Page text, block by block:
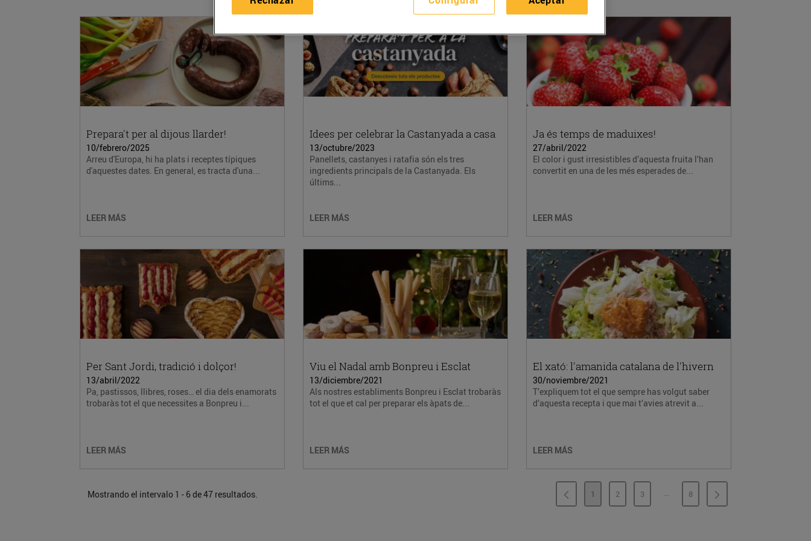
Prepara't per al dijous llarder!
10/febrero/2025
Arreu d'Europa, hi ha plats i receptes típiques
d'aquestes dates. En general, es tracta d'una...
LEER MÁS
Idees per celebrar la Castanyada a casa
13/octubre/2023
Panellets, castanyes i ratafia són els tres
ingredients principals de la Castanyada. Els
últims...
LEER MÁS
Ja és temps de maduixes!
27/abril/2022
El color i gust irresistibles d’aquesta fruita l’han
convertit en una de les més esperades de...
LEER MÁS
Per Sant Jordi, tradició i dolçor!
13/abril/2022
Pa, pastissos, llibres, roses… el dia dels enamorats
trobaràs tot el que necessites a Bonpreu i...
LEER MÁS
Viu el Nadal amb Bonpreu i Esclat
13/diciembre/2021
Als nostres establiments Bonpreu i Esclat trobaràs
tot el que et cal per preparar els àpats de...
LEER MÁS
El xató: l'amanida catalana de l'hivern
30/noviembre/2021
T’expliquem tot el que sempre has volgut saber
d’aquesta recepta i que mai t’avies atrevit a...
LEER MÁS
Mostrando el intervalo 1 - 6 de 47 resultados. PÁGINA
1 PÁGINA
2 PÁGINA
3 ...PÁGINAS INTERMEDIAS
PÁGINA
8